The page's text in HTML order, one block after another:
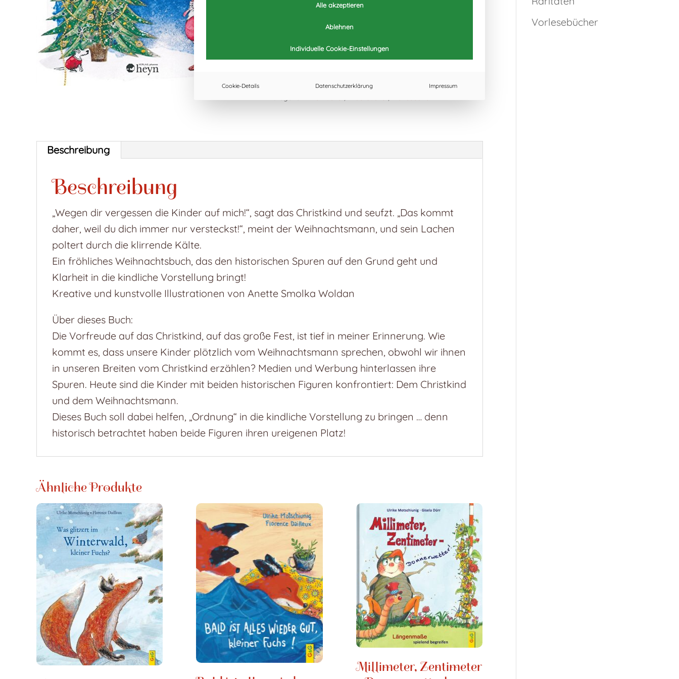
Verlag Heyn, Oktober 2012
ISBN 978-3708404707
was!
IN DEN WARENKORB
Beschreibung
Beschreibung
„Wegen dir vergessen die Kinder auf mich!“, sagt das Christkind und seufzt. „Das kommt
daher, weil du dich immer nur versteckst!“, meint der Weihnachtsmann, und sein Lachen
poltert durch die klirrende Kälte.
Ein fröhliches Weihnachtsbuch, das den historischen Spuren auf den Grund geht und
Klarheit in die kindliche Vorstellung bringt!
Kreative und kunstvolle Illustrationen von Anette Smolka Woldan
Über dieses Buch:
Die Vorfreude auf das Christkind, auf das große Fest, ist tief in meiner Erinnerung. Wie
kommt es, dass unsere Kinder plötzlich vom Weihnachtsmann sprechen, obwohl wir ihnen
in unseren Breiten vom Christkind erzählen? Medien und Werbung hinterlassen ihre
Spuren. Heute sind die Kinder mit beiden historischen Figuren konfrontiert: Dem Christkind
und dem Weihnachtsmann.
Dieses Buch soll dabei helfen, „Ordnung“ in die kindliche Vorstellung zu bringen … denn
historisch betrachtet haben beide Figuren ihren ureigenen Platz!
Ähnliche Produkte
Millimeter, Zentimeter
Vorlesebücher
Alle akzeptieren
Ablehnen
Individuelle Cookie-Einstellungen
Cookie-Details Datenschutzerklärung Impressum